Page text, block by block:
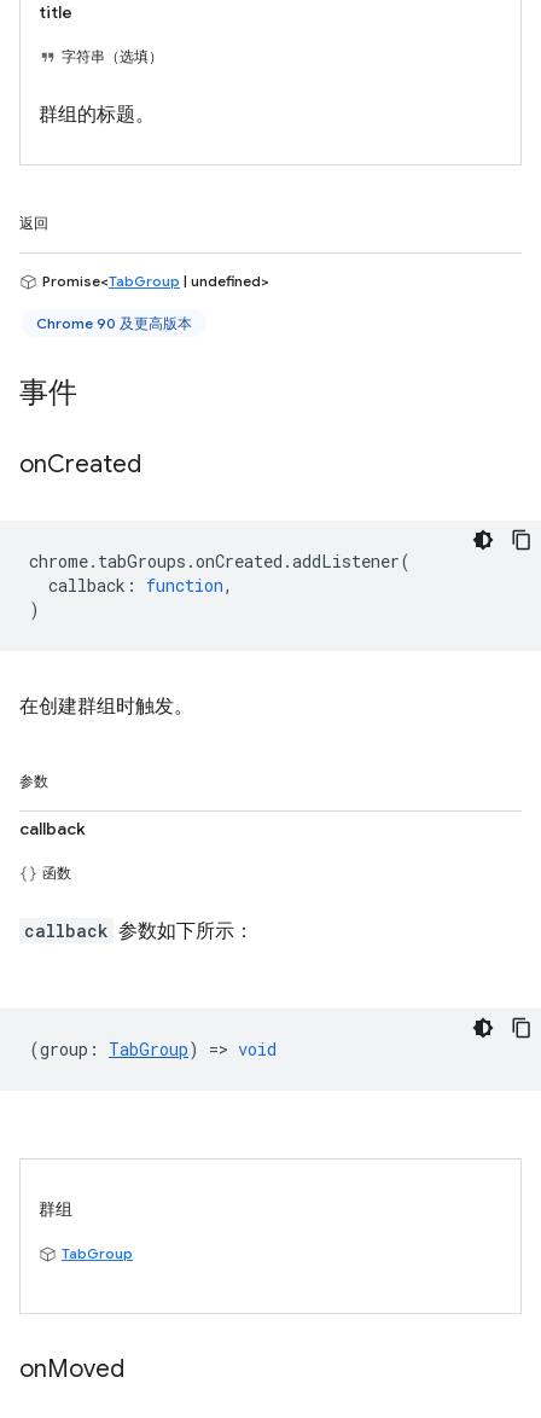
title
字符串（选填）
群组的标题。
返回
Promise<TabGroup | undefined>
Chrome 90 及更高版本
事件
onCreated
chrome. tabGroups .onCreated .addListener(
callback : function,
)
在创建群组时触发。
参数
callback
函数
callback 参数如下所示：
(group : TabGroup) => void
群组
TabGroup
onMoved